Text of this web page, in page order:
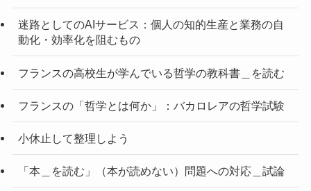
迷路としてのAIサービス：個人の知的生産と業務の自
動化・効率化を阻むもの
フランスの高校生が学んでいる哲学の教科書＿を読む
フランスの「哲学とは何か」：バカロレアの哲学試験
小休止して整理しよう
「本＿を読む」（本が読めない）問題への対応＿試論